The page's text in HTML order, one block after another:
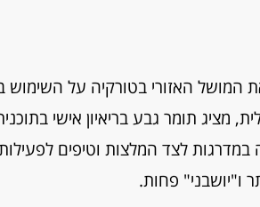
מציג תומר גבע בריאיון אישי
במדרגות לצד המלצות וטיפים
ו"יושבני" פחות.